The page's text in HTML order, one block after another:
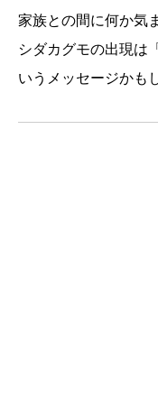
家族との間に何か気
シダカグモの出現は
いうメッセージかも